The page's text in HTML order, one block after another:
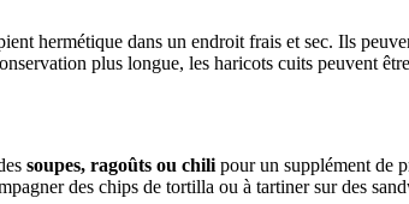
hermétique dans un endroit frais et sec. Ils
plus longue, les haricots cuits peuvent
soupes, ragoûts ou chili pour un supplément de
des chips de tortilla ou à tartiner sur des